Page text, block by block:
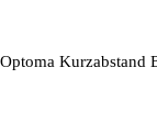
Optoma Kurzabstand